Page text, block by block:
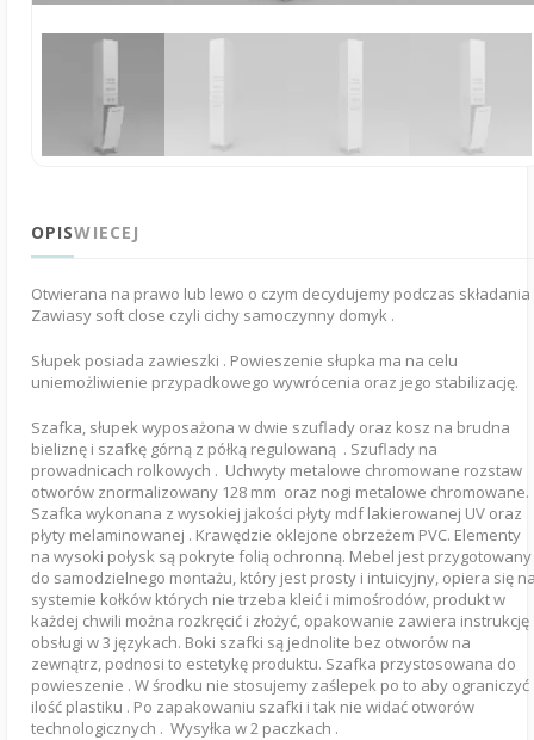
OPISWIECEJ
Otwierana na prawo lub lewo o czym decydujemy podczas składania
Zawiasy soft close czyli cichy samoczynny domyk .
Słupek posiada zawieszki . Powieszenie słupka ma na celu
uniemożliwienie przypadkowego wywrócenia oraz jego stabilizację.
Szafka, słupek wyposażona w dwie szuflady oraz kosz na brudna
bieliznę i szafkę górną z półką regulowaną . Szuflady na
prowadnicach rolkowych . Uchwyty metalowe chromowane rozstaw
otworów znormalizowany 128 mm oraz nogi metalowe chromowane.
Szafka wykonana z wysokiej jakości płyty mdf lakierowanej UV oraz
płyty melaminowanej . Krawędzie oklejone obrzeżem PVC. Elementy
na wysoki połysk są pokryte folią ochronną. Mebel jest przygotowany
do samodzielnego montażu, który jest prosty i intuicyjny, opiera się
systemie kołków których nie trzeba kleić i mimośrodów, produkt w
każdej chwili można rozkręcić i złożyć, opakowanie zawiera instrukcję
obsługi w 3 językach. Boki szafki są jednolite bez otworów na
zewnątrz, podnosi to estetykę produktu. Szafka przystosowana do
powieszenie . W środku nie stosujemy zaślepek po to aby ograniczyć
ilość plastiku . Po zapakowaniu szafki i tak nie widać otworów
technologicznych . Wysyłka w 2 paczkach .